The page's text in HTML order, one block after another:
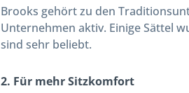
Brooks gehört zu den
Unternehmen aktiv. Einige Sättel
sind sehr beliebt.
2. Für mehr Sitzkomfort